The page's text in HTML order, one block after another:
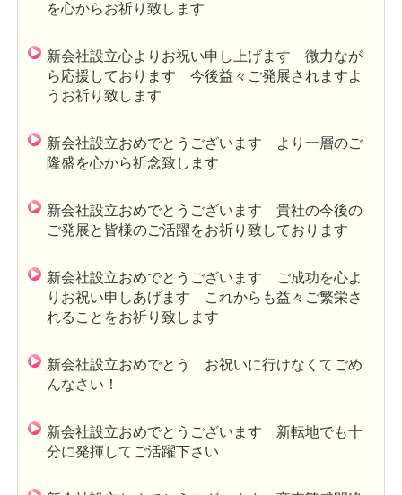
を心からお祈り致します
新会社設立心よりお祝い申し上げます 微力なが
ら応援しております 今後益々ご発展されますよ
うお祈り致します
新会社設立おめでとうございます より一層のご
隆盛を心から祈念致します
新会社設立おめでとうございます 貴社の今後の
ご発展と皆様のご活躍をお祈り致しております
新会社設立おめでとうございます ご成功を心よ
りお祝い申しあげます これからも益々ご繁栄さ
れることをお祈り致します
新会社設立おめでとう お祝いに行けなくてごめ
んなさい！
新会社設立おめでとうございます 新転地でも十
分に発揮してご活躍下さい